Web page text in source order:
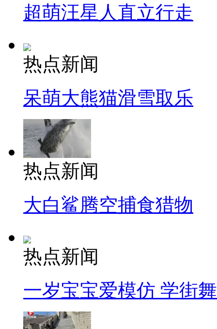
超萌汪星人直立行走
热点新闻
呆萌大熊猫滑雪取乐
热点新闻
大白鲨腾空捕食猎物
热点新闻
一岁宝宝爱模仿 学街